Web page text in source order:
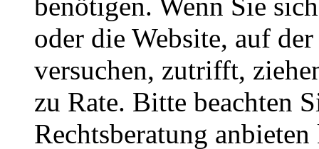
oder die Website, auf
versuchen, zutrifft,
zu Rate. Bitte beachten
Rechtsberatung